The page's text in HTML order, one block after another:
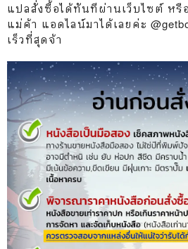
แปลสั่งซื้อได้ทันทีผ่านเว็บไซต์ หรื
แม่ค้า แอดไลน์มาได้เลยค่ะ
เร็วที่สุดจ้า